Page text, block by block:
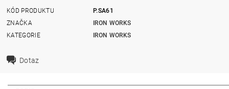
KÓD PRODUKTU
P.SA61
ZNAČKA
IRON WORKS
KATEGORIE
IRON WORKS
Dotaz